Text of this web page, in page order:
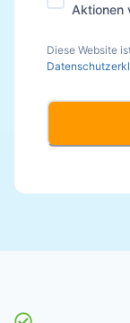
Aktionen
Diese Website